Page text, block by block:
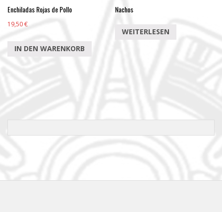
Enchiladas Rojas de Pollo
19,50€
IN DEN WARENKORB
Nachos
WEITERLESEN